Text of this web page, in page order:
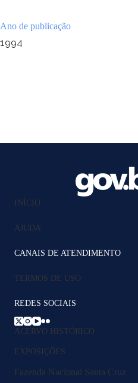
Ano de publicação
1994
INÍCIO
AJUDA
CANAIS DE ATENDIMENTO
TERMOS DE USO
REDES SOCIAIS
ACERVO HISTÓRICO
EXPOSIÇÕES
Fazenda Nacional Santa Cruz